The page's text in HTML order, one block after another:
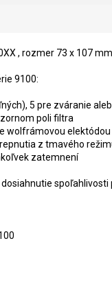
, rozmer 73 x 107
9100:
5 pre zváranie
poli filtra
z tmavého
zatemnení
spoľahlivosti